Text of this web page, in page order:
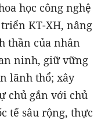
học công nghệ
KT-XH, nâng
thần của nhân
ninh, giữ vững
lãnh thổ; xây
chủ gắn với chủ
tế sâu rộng, thực